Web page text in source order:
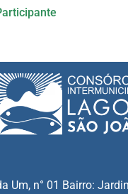
Um, n° 01 Bairro: